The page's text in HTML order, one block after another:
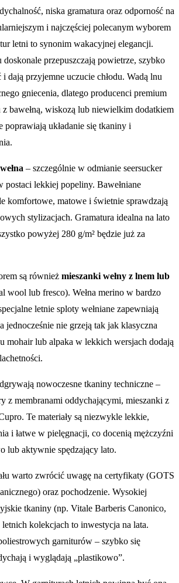
niska gramatura oraz odporność na
i najczęściej polecanym wyborem
letni to synonim wakacyjnej elegancji.
doskonale przepuszczają powietrze, szybko
dają przyjemne uczucie chłodu. Wadą lnu
gniecenia, dlatego producenci premium
bawełną, wiskozą lub niewielkim dodatkiem
poprawiają układanie się tkaniny i
– szczególnie w odmianie seersucker
postaci lekkiej popeliny. Bawełniane
komfortowe, matowe i świetnie sprawdzają
stylizacjach. Gramatura idealna na lato
powyżej 280 g/m² będzie już za
są również mieszanki wełny z lnem lub
wool lub fresco). Wełna merino w bardzo
letnie sploty wełniane zapewniają
jednocześnie nie grzeją tak jak klasyczna
mohair lub alpaka w lekkich wersjach dodają
nowoczesne tkaniny techniczne –
z membranami oddychającymi, mieszanki z
Te materiały są niezwykle lekkie,
i łatwe w pielęgnacji, co docenią mężczyźni
lub aktywnie spędzający lato.
warto zwrócić uwagę na certyfikaty (GOTS
oraz pochodzenie. Wysokiej
tkaniny (np. Vitale Barberis Canonico,
kolekcjach to inwestycja na lata.
garniturów – szybko się
i wyglądają „plastikowo”.